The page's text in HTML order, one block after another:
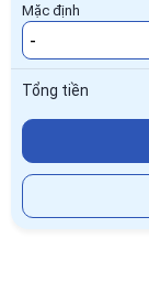
Mặc định
-
Tổng tiền